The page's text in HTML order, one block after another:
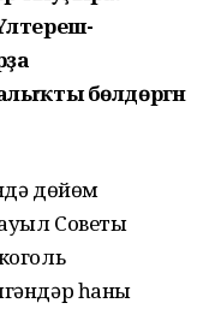
бөлдөргән
дөйөм
Советы
һаны